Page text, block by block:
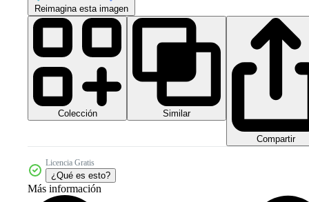
Reimagina esta imagen
Colección Similar
Compartir
Licencia Gratis
¿Qué es esto?
Más información